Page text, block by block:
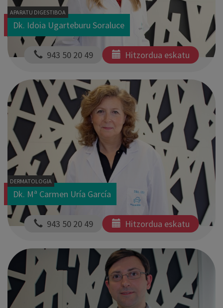
APARATU DIGESTIBOA
Dk. Idoia Ugarteburu Soraluce
943 50 20 49 Hitzordua eskatu
DERMATOLOGIA
Dk. Mª Carmen Uría García
943 50 20 49 Hitzordua eskatu